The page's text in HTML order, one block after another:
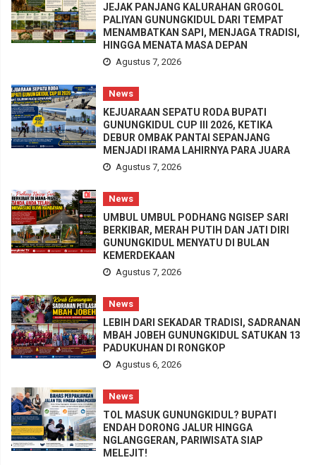
JEJAK PANJANG KALURAHAN GROGOL
PALIYAN GUNUNGKIDUL DARI TEMPAT
MENAMBATKAN SAPI, MENJAGA TRADISI,
HINGGA MENATA MASA DEPAN
Agustus 7, 2026
News
KEJUARAAN SEPATU RODA BUPATI
GUNUNGKIDUL CUP III 2026, KETIKA
DEBUR OMBAK PANTAI SEPANJANG
MENJADI IRAMA LAHIRNYA PARA JUARA
Agustus 7, 2026
News
UMBUL UMBUL PODHANG NGISEP SARI
BERKIBAR, MERAH PUTIH DAN JATI DIRI
GUNUNGKIDUL MENYATU DI BULAN
KEMERDEKAAN
Agustus 7, 2026
News
LEBIH DARI SEKADAR TRADISI, SADRANAN
MBAH JOBEH GUNUNGKIDUL SATUKAN 13
PADUKUHAN DI RONGKOP
Agustus 6, 2026
News
TOL MASUK GUNUNGKIDUL? BUPATI
ENDAH DORONG JALUR HINGGA
NGLANGGERAN, PARIWISATA SIAP
MELEJIT!